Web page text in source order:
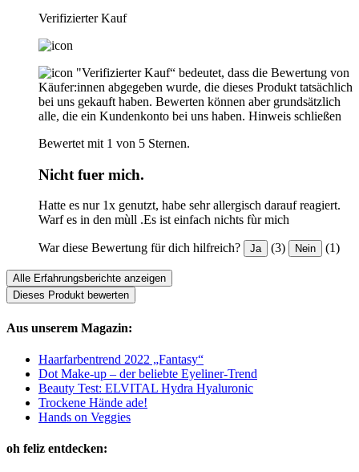
Verifizierter Kauf
"Verifizierter Kauf“ bedeutet, dass die Bewertung von
Käufer:innen abgegeben wurde, die dieses Produkt tatsächlich
bei uns gekauft haben. Bewerten können aber grundsätzlich
alle, die ein Kundenkonto bei uns haben. Hinweis schließen
Bewertet mit 1 von 5 Sternen.
Nicht fuer mich.
Hatte es nur 1x genutzt, habe sehr allergisch darauf reagiert.
Warf es in den mùll .Es ist einfach nichts fùr mich
War diese Bewertung für dich hilfreich? Ja (3) Nein (1)
Alle Erfahrungsberichte anzeigen
Dieses Produkt bewerten
Aus unserem Magazin:
Haarfarbentrend 2022 „Fantasy“
Dot Make-up – der beliebte Eyeliner-Trend
Beauty Test: ELVITAL Hydra Hyaluronic
Trockene Hände ade!
Hands on Veggies
oh feliz entdecken: